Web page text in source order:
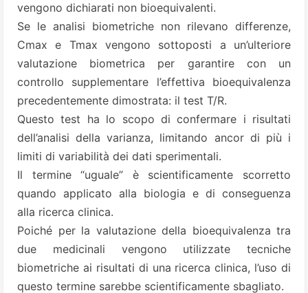
vengono dichiarati non bioequivalenti.
Se le analisi biometriche non rilevano differenze,
Cmax e Tmax vengono sottoposti a un’ulteriore
valutazione biometrica per garantire con un
controllo supplementare l’effettiva bioequivalenza
precedentemente dimostrata: il test T/R.
Questo test ha lo scopo di confermare i risultati
dell’analisi della varianza, limitando ancor di più i
limiti di variabilità dei dati sperimentali.
Il termine “uguale” è scientificamente scorretto
quando applicato alla biologia e di conseguenza
alla ricerca clinica.
Poiché per la valutazione della bioequivalenza tra
due medicinali vengono utilizzate tecniche
biometriche ai risultati di una ricerca clinica, l’uso di
questo termine sarebbe scientificamente sbagliato.